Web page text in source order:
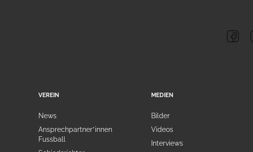
VEREIN
News
Ansprechpartner*innen
Fussball
MEDIEN
Bilder
Videos
Interviews